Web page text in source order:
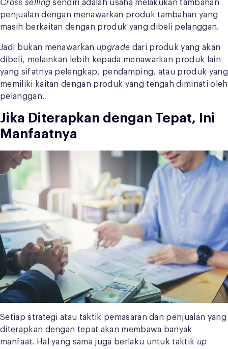
Cross selling sendiri adalah usaha melakukan tambahan
penjualan dengan menawarkan produk tambahan yang
masih berkaitan dengan produk yang dibeli pelanggan.
Jadi bukan menawarkan upgrade dari produk yang akan
dibeli, melainkan lebih kepada menawarkan produk lain
yang sifatnya pelengkap, pendamping, atau produk yang
memiliki kaitan dengan produk yang tengah diminati oleh
pelanggan.
Jika Diterapkan dengan Tepat, Ini
Manfaatnya
Setiap strategi atau taktik pemasaran dan penjualan yang
diterapkan dengan tepat akan membawa banyak
manfaat. Hal yang sama juga berlaku untuk taktik up